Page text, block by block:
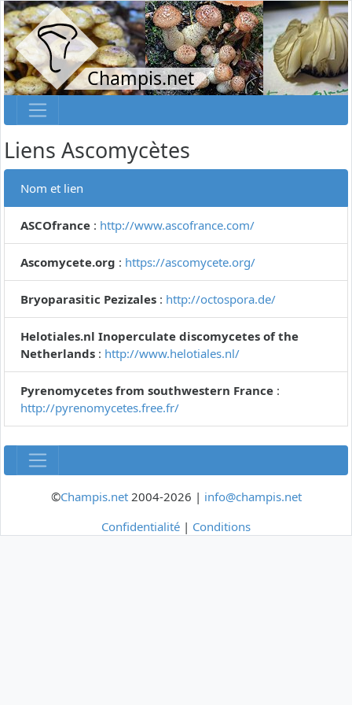
Champis.net
Liens Ascomycètes
Nom et lien
ASCOfrance : http://www.ascofrance.com/
Ascomycete.org : https://ascomycete.org/
Bryoparasitic Pezizales : http://octospora.de/
Helotiales.nl Inoperculate discomycetes of the
Netherlands : http://www.helotiales.nl/
Pyrenomycetes from southwestern France :
http://pyrenomycetes.free.fr/
©Champis.net2004-2026 | info@champis.net
Confidentialité | Conditions